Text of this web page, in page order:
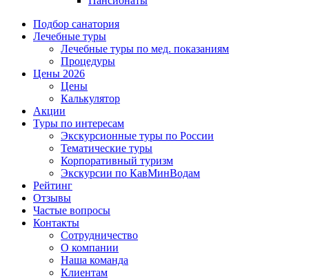
Подбор санатория
Лечебные туры
Лечебные туры по мед. показаниям
Процедуры
Цены 2026
Цены
Калькулятор
Акции
Туры по интересам
Экскурсионные туры по России
Тематические туры
Корпоративный туризм
Экскурсии по КавМинВодам
Рейтинг
Отзывы
Частые вопросы
Контакты
Сотрудничество
О компании
Наша команда
Клиентам